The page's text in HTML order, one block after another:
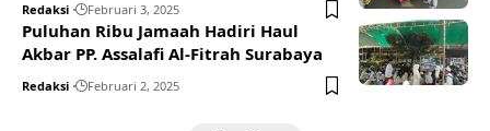
Redaksi Februari 3, 2025
Puluhan Ribu Jamaah Hadiri Haul
Akbar PP. Assalafi Al-Fitrah Surabaya
Redaksi Februari 2, 2025